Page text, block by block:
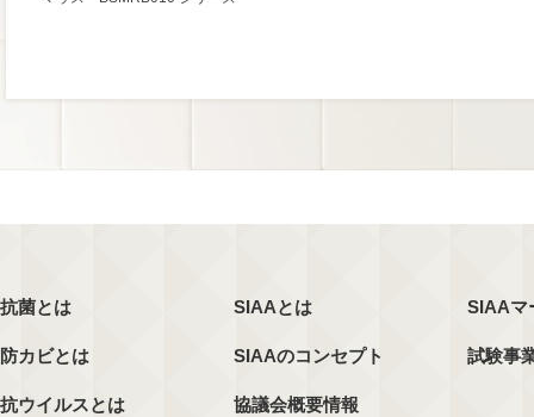
抗菌とは
防カビとは
抗ウイルスとは
SIAAとは
SIAAのコンセプト
協議会概要情報
SIAAマ
試験事